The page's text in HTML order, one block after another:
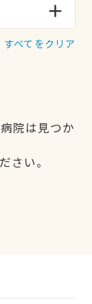
すべてをクリア
院は見つか
さい。